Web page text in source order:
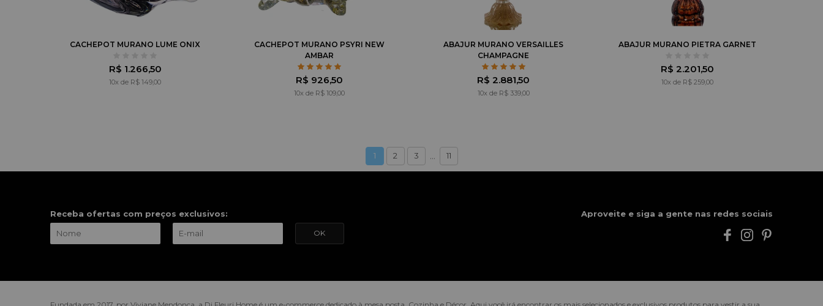
CACHEPOT MURANO LUME ONIX
R$ 1.266,50
10x de R$ 149,00
CACHEPOT MURANO PSYRI NEW
AMBAR
R$ 926,50
10x de R$ 109,00
ABAJUR MURANO VERSAILLES
CHAMPAGNE
R$ 2.881,50
10x de R$ 339,00
ABAJUR MURANO PIETRA GARNET
R$ 2.201,50
10x de R$ 259,00
1 2 3 ... 11
Receba ofertas com preços exclusivos: Aproveite e siga a gente nas redes sociais